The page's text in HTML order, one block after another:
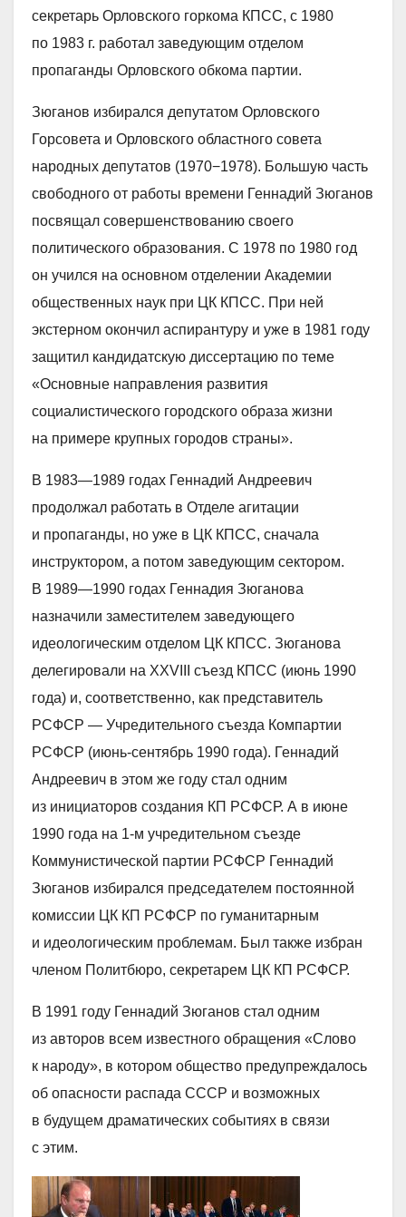
секретарь Орловского горкома КПСС, с 1980
по 1983 г. работал заведующим отделом
пропаганды Орловского обкома партии.
Зюганов избирался депутатом Орловского
Горсовета и Орловского областного совета
народных депутатов (1970−1978). Большую часть
свободного от работы времени Геннадий Зюганов
посвящал совершенствованию своего
политического образования. С 1978 по 1980 год
он учился на основном отделении Академии
общественных наук при ЦК КПСС. При ней
экстерном окончил аспирантуру и уже в 1981 году
защитил кандидатскую диссертацию по теме
«Основные направления развития
социалистического городского образа жизни
на примере крупных городов страны».
В 1983—1989 годах Геннадий Андреевич
продолжал работать в Отделе агитации
и пропаганды, но уже в ЦК КПСС, сначала
инструктором, а потом заведующим сектором.
В 1989—1990 годах Геннадия Зюганова
назначили заместителем заведующего
идеологическим отделом ЦК КПСС. Зюганова
делегировали на XXVIII съезд КПСС (июнь 1990
года) и, соответственно, как представитель
РСФСР — Учредительного съезда Компартии
РСФСР (июнь-сентябрь 1990 года). Геннадий
Андреевич в этом же году стал одним
из инициаторов создания КП РСФСР. А в июне
1990 года на 1-м учредительном съезде
Коммунистической партии РСФСР Геннадий
Зюганов избирался председателем постоянной
комиссии ЦК КП РСФСР по гуманитарным
и идеологическим проблемам. Был также избран
членом Политбюро, секретарем ЦК КП РСФСР.
В 1991 году Геннадий Зюганов стал одним
из авторов всем известного обращения «Слово
к народу», в котором общество предупреждалось
об опасности распада СССР и возможных
в будущем драматических событиях в связи
с этим.